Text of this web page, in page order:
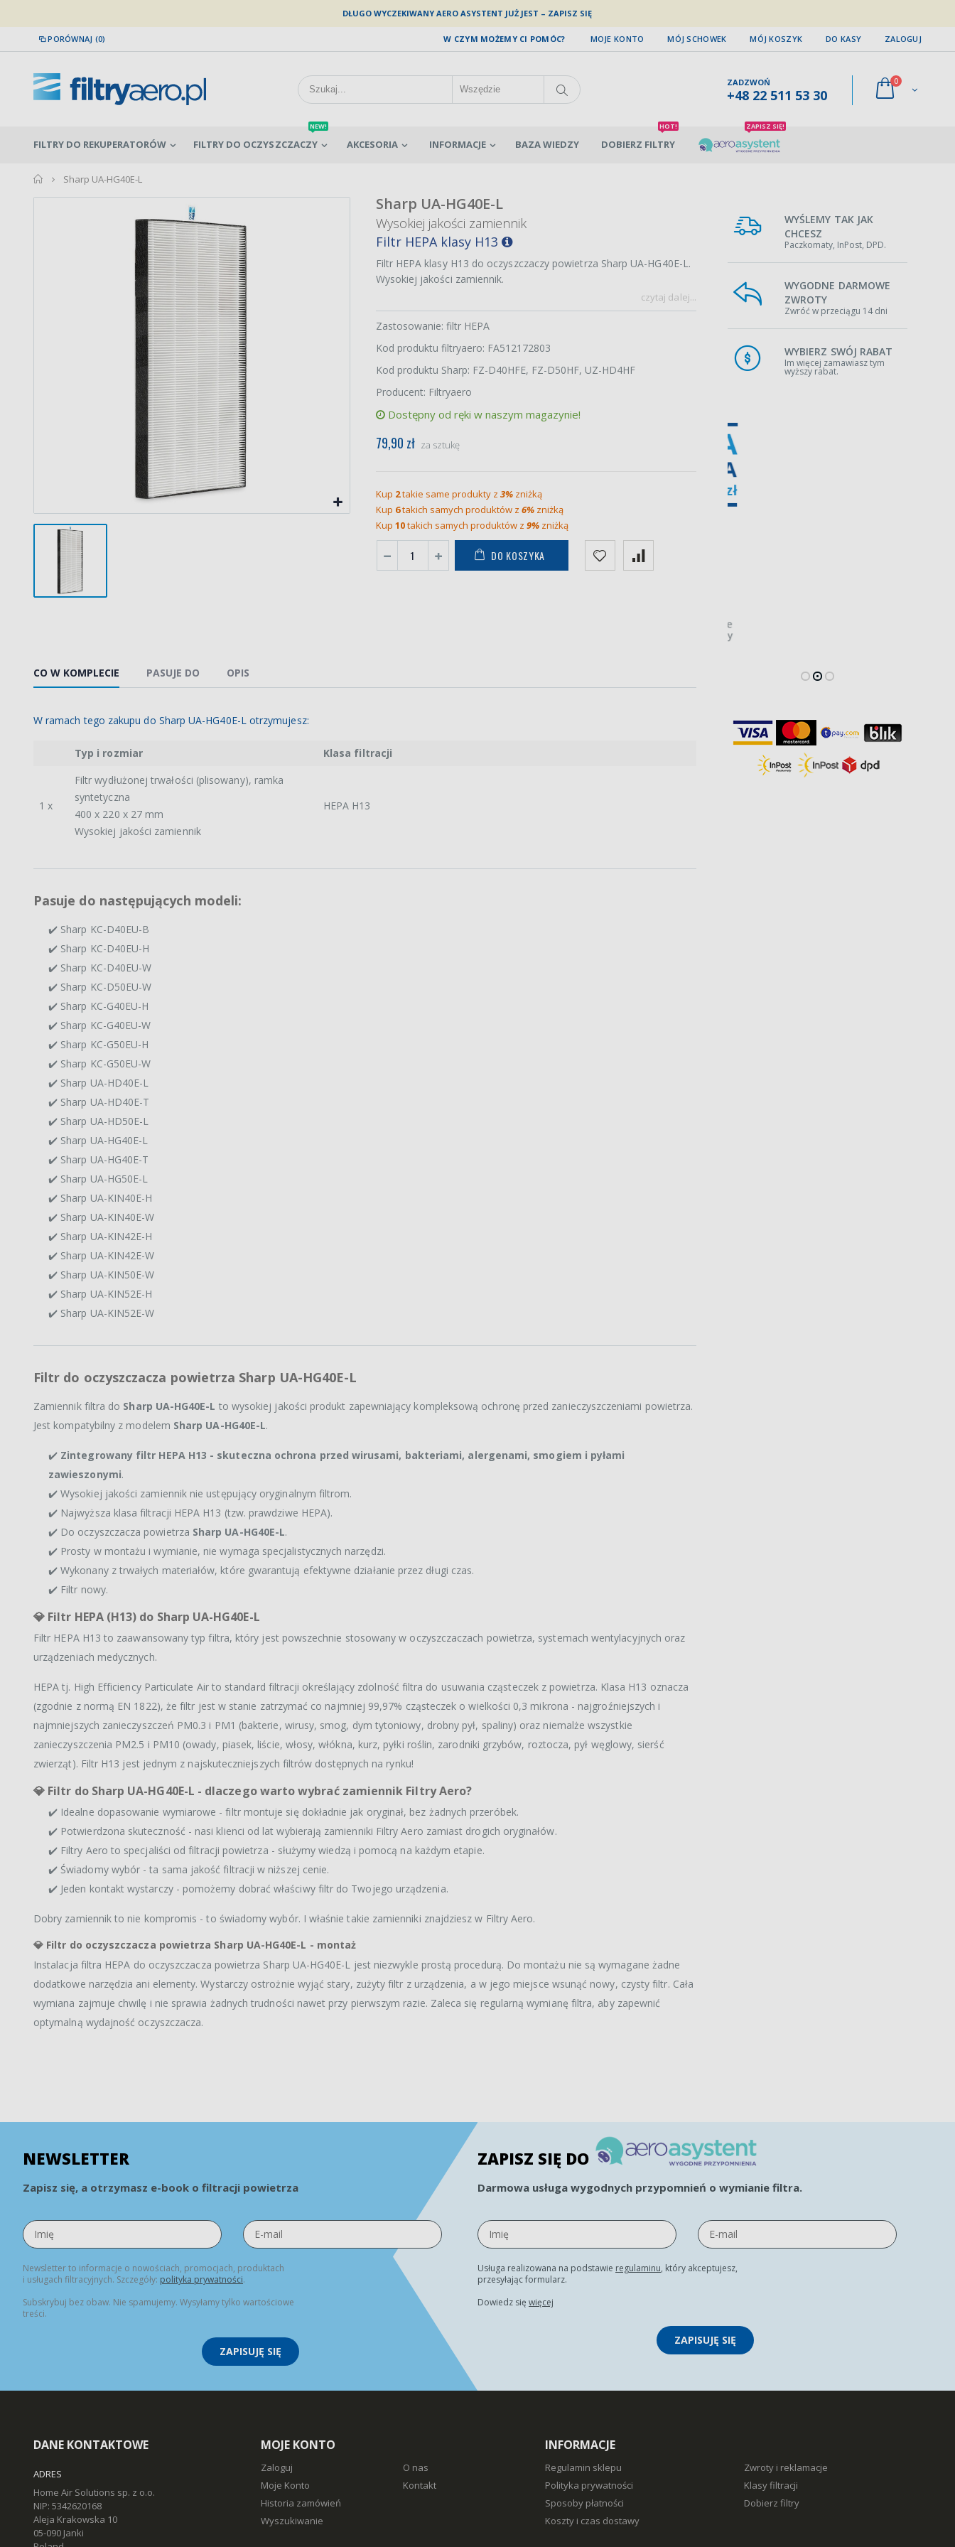
DŁUGO WYCZEKIWANY AERO ASYSTENT JUŻ JEST – ZAPISZ SIĘ
PORÓWNAJ (0) MOJE KONTO MÓJ SCHOWEK MÓJ KOSZYK DO KASY ZALOGUJ
W CZYM MOŻEMY CI POMÓC?
ZADZWOŃ
+48 22 511 53 30
0
FILTRY DO REKUPERATORÓW FILTRY DO OCZYSZCZACZY
NEW!
AKCESORIA INFORMACJE BAZA WIEDZY DOBIERZ FILTRY
HOT! ZAPISZ SIĘ!
home
Sharp UA-HG40E-L
Sharp UA-HG40E-L
Wysokiej jakości zamiennik
Filtr HEPA klasy H13
Filtr HEPA klasy H13 do oczyszczaczy powietrza Sharp UA-HG40E-L.
Wysokiej jakości zamiennik.
czytaj dalej...
Zastosowanie: filtr HEPA
Kod produktu filtryaero: FA512172803
Kod produktu Sharp: FZ-D40HFE, FZ-D50HF, UZ-HD4HF
Producent: Filtryaero
Dostępny od ręki w naszym magazynie!
79,90 zł za sztukę
Kup 2takie same produkty z 3%zniżką
Kup 6takich samych produktów z 6%zniżką
Kup 10takich samych produktów z 9%zniżką
DO KOSZYKA
CO W KOMPLECIE PASUJE DO OPIS
W ramach tego zakupu do Sharp UA-HG40E-L otrzymujesz:
Typ i rozmiar Klasa filtracji
1 x
Filtr wydłużonej trwałości (plisowany), ramka
syntetyczna
400 x 220 x 27 mm
Wysokiej jakości zamiennik
HEPA H13
Pasuje do następujących modeli:
✔️ Sharp KC-D40EU-B
✔️ Sharp KC-D40EU-H
✔️ Sharp KC-D40EU-W
✔️ Sharp KC-D50EU-W
✔️ Sharp KC-G40EU-H
✔️ Sharp KC-G40EU-W
✔️ Sharp KC-G50EU-H
✔️ Sharp KC-G50EU-W
✔️ Sharp UA-HD40E-L
✔️ Sharp UA-HD40E-T
✔️ Sharp UA-HD50E-L
✔️ Sharp UA-HG40E-L
✔️ Sharp UA-HG40E-T
✔️ Sharp UA-HG50E-L
✔️ Sharp UA-KIN40E-H
✔️ Sharp UA-KIN40E-W
✔️ Sharp UA-KIN42E-H
✔️ Sharp UA-KIN42E-W
✔️ Sharp UA-KIN50E-W
✔️ Sharp UA-KIN52E-H
✔️ Sharp UA-KIN52E-W
Filtr do oczyszczacza powietrza Sharp UA-HG40E-L
Zamiennik filtra do Sharp UA-HG40E-L to wysokiej jakości produkt zapewniający kompleksową ochronę przed zanieczyszczeniami powietrza.
Jest kompatybilny z modelem Sharp UA-HG40E-L.
✔️ Zintegrowany filtr HEPA H13 - skuteczna ochrona przed wirusami, bakteriami, alergenami, smogiem i pyłami
zawieszonymi.
✔️ Wysokiej jakości zamiennik nie ustępujący oryginalnym filtrom.
✔️ Najwyższa klasa filtracji HEPA H13 (tzw. prawdziwe HEPA).
✔️ Do oczyszczacza powietrza Sharp UA-HG40E-L.
✔️ Prosty w montażu i wymianie, nie wymaga specjalistycznych narzędzi.
✔️ Wykonany z trwałych materiałów, które gwarantują efektywne działanie przez długi czas.
✔️ Filtr nowy.
💎 Filtr HEPA (H13) do Sharp UA-HG40E-L
Filtr HEPA H13 to zaawansowany typ filtra, który jest powszechnie stosowany w oczyszczaczach powietrza, systemach wentylacyjnych oraz
urządzeniach medycznych.
HEPA tj. High Efficiency Particulate Air to standard filtracji określający zdolność filtra do usuwania cząsteczek z powietrza. Klasa H13 oznacza
(zgodnie z normą EN 1822), że filtr jest w stanie zatrzymać co najmniej 99,97% cząsteczek o wielkości 0,3 mikrona - najgroźniejszych i
najmniejszych zanieczyszczeń PM0.3 i PM1 (bakterie, wirusy, smog, dym tytoniowy, drobny pył, spaliny) oraz niemalże wszystkie
zanieczyszczenia PM2.5 i PM10 (owady, piasek, liście, włosy, włókna, kurz, pyłki roślin, zarodniki grzybów, roztocza, pył węglowy, sierść
zwierząt). Filtr H13 jest jednym z najskuteczniejszych filtrów dostępnych na rynku!
💎 Filtr do Sharp UA-HG40E-L - dlaczego warto wybrać zamiennik Filtry Aero?
✔️ Idealne dopasowanie wymiarowe - filtr montuje się dokładnie jak oryginał, bez żadnych przeróbek.
✔️ Potwierdzona skuteczność - nasi klienci od lat wybierają zamienniki Filtry Aero zamiast drogich oryginałów.
✔️ Filtry Aero to specjaliści od filtracji powietrza - służymy wiedzą i pomocą na każdym etapie.
✔️ Świadomy wybór - ta sama jakość filtracji w niższej cenie.
✔️ Jeden kontakt wystarczy - pomożemy dobrać właściwy filtr do Twojego urządzenia.
Dobry zamiennik to nie kompromis - to świadomy wybór. I właśnie takie zamienniki znajdziesz w Filtry Aero.
💎 Filtr do oczyszczacza powietrza Sharp UA-HG40E-L - montaż
Instalacja filtra HEPA do oczyszczacza powietrza Sharp UA-HG40E-L jest niezwykle prostą procedurą. Do montażu nie są wymagane żadne
dodatkowe narzędzia ani elementy. Wystarczy ostrożnie wyjąć stary, zużyty filtr z urządzenia, a w jego miejsce wsunąć nowy, czysty filtr. Cała
wymiana zajmuje chwilę i nie sprawia żadnych trudności nawet przy pierwszym razie. Zaleca się regularną wymianę filtra, aby zapewnić
optymalną wydajność oczyszczacza.
WYŚLEMY TAK JAK
CHCESZ
Paczkomaty, InPost, DPD.
WYGODNE DARMOWE
ZWROTY
Zwróć w przeciągu 14 dni
WYBIERZ SWÓJ RABAT
Im więcej zamawiasz tym
wyższy rabat.
NEWSLETTER
Zapisz się, a otrzymasz e-book o filtracji powietrza
Newsletter to informacje o nowościach, promocjach, produktach
i usługach filtracyjnych. Szczegóły: polityka prywatności.
Subskrybuj bez obaw. Nie spamujemy. Wysyłamy tylko wartościowe
treści.
ZAPISUJĘ SIĘ
ZAPISZ SIĘ DO
Darmowa usługa wygodnych przypomnień o wymianie filtra.
Usługa realizowana na podstawie regulaminu, który akceptujesz,
przesyłając formularz.
Dowiedz się więcej
ZAPISUJĘ SIĘ
DANE KONTAKTOWE
ADRES
Home Air Solutions sp. z o.o.
NIP: 5342620168
Aleja Krakowska 10
05-090 Janki
MOJE KONTO
Zaloguj
Moje Konto
Historia zamówień
Wyszukiwanie
O nas
Kontakt
INFORMACJE
Regulamin sklepu
Polityka prywatności
Sposoby płatności
Koszty i czas dostawy
Zwroty i reklamacje
Klasy filtracji
Dobierz filtry